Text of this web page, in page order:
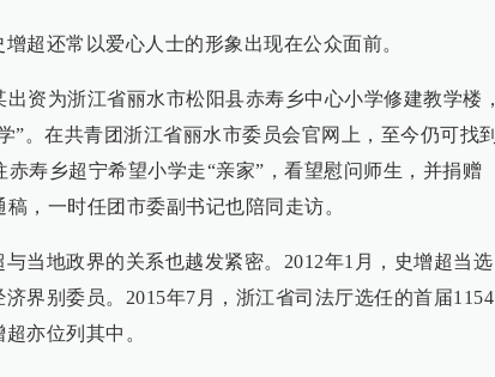
超还常以爱心人士的形象出现在公众面前。
资为浙江省丽水市松阳县赤寿乡中心小学修建教学楼，
”。在共青团浙江省丽水市委员会官网上，至今仍可找到
赤寿乡超宁希望小学走“亲家”，看望慰问师生，并捐赠
，一时任团市委副书记也陪同走访。
当地政界的关系也越发紧密。2012年1月，史增超当选
界别委员。2015年7月，浙江省司法厅选任的首届1154
亦位列其中。